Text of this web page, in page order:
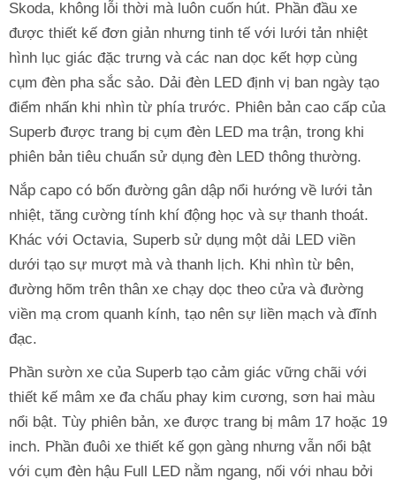
Skoda, không lỗi thời mà luôn cuốn hút. Phần đầu xe
được thiết kế đơn giản nhưng tinh tế với lưới tản nhiệt
hình lục giác đặc trưng và các nan dọc kết hợp cùng
cụm đèn pha sắc sảo. Dải đèn LED định vị ban ngày tạo
điểm nhấn khi nhìn từ phía trước. Phiên bản cao cấp của
Superb được trang bị cụm đèn LED ma trận, trong khi
phiên bản tiêu chuẩn sử dụng đèn LED thông thường.
Nắp capo có bốn đường gân dập nổi hướng về lưới tản
nhiệt, tăng cường tính khí động học và sự thanh thoát.
Khác với Octavia, Superb sử dụng một dải LED viền
dưới tạo sự mượt mà và thanh lịch. Khi nhìn từ bên,
đường hõm trên thân xe chạy dọc theo cửa và đường
viền mạ crom quanh kính, tạo nên sự liền mạch và đĩnh
đạc.
Phần sườn xe của Superb tạo cảm giác vững chãi với
thiết kế mâm xe đa chấu phay kim cương, sơn hai màu
nổi bật. Tùy phiên bản, xe được trang bị mâm 17 hoặc 19
inch. Phần đuôi xe thiết kế gọn gàng nhưng vẫn nổi bật
với cụm đèn hậu Full LED nằm ngang, nối với nhau bởi